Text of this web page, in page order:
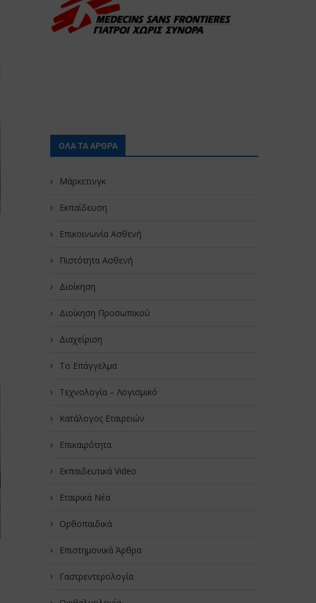
ΟΛΑ ΤΑ ΑΡΘΡΑ
Μάρκετινγκ
Εκπαίδευση
Επικοινωνία Ασθενή
Πιστότητα Ασθενή
Διοίκηση
Διοίκηση Προσωπικού
Διαχείριση
Το Επάγγελμα
Τεχνολογία – Λογισμικό
Κατάλογος Εταιρειών
Επικαιρότητα
Εκπαιδευτικά Video
Εταιρικά Νέα
Oρθοπαιδικά
Επιστημονικά Άρθρα
Γαστρεντερολογία